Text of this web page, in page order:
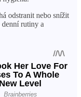
odstranit nebo snížit
rutiny a